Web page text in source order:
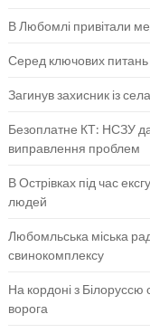
В Любомлі привітали
Серед ключових питань
Загинув захисник із
Безоплатне КТ: НСЗУ
виправлення проблем
В Острівках під час
людей
Любомльська міська
свинокомплексу
На кордоні з Білоруссю
ворога